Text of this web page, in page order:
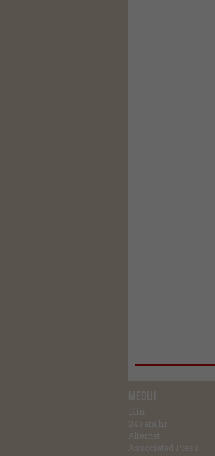
MEDIJI
Blin
24sata.hr
Alternet
Associated Press